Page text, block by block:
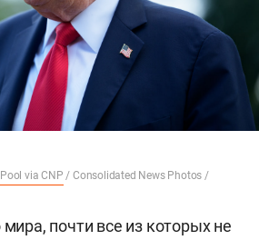
via CNP / Consolidated News Photos /
почти все из которых не